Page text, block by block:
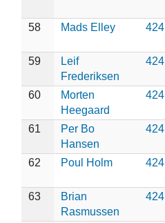
58 Mads Elley 424
59
Leif
Frederiksen
424
60
Morten
Heegaard
424
61
Per Bo
Hansen
424
62 Poul Holm 424
63
Brian
Rasmussen
424